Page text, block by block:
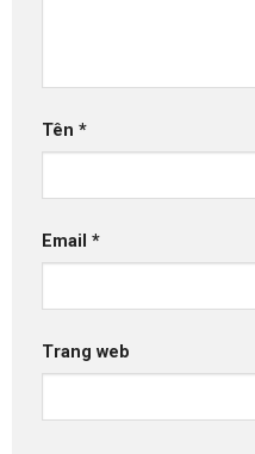
Tên *
Email *
Trang web